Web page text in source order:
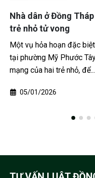
Nhà dân ở Đồng
trẻ nhỏ tử vong
Một vụ hỏa hoạn đặc
tại phường Mỹ Phước
mạng của hai trẻ nhỏ, để...
05/01/2026